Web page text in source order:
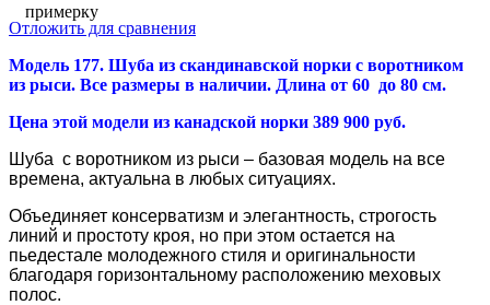
примерку
Отложить для сравнения
Модель 177. Шуба из скандинавской норки с воротником
из рыси. Все размеры в наличии. Длина от 60 до 80 см.
Цена этой модели из канадской норки 389 900 руб.
Шуба с воротником из рыси – базовая модель на все
времена, актуальна в любых ситуациях.
Объединяет консерватизм и элегантность, строгость
линий и простоту кроя, но при этом остается на
пьедестале молодежного стиля и оригинальности
благодаря горизонтальному расположению меховых
полос.